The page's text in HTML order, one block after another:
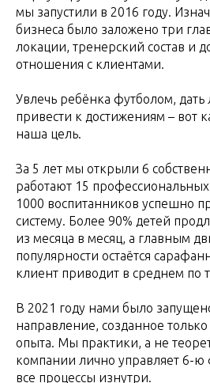
мы запустили в 2016 году.
бизнеса было заложено три
локации, тренерский состав и
отношения с клиентами.
Увлечь ребёнка футболом,
привести к достижениям – вот
наша цель.
За 5 лет мы открыли 6
работают 15
1000 воспитанников успешно
систему. Более 90% детей
из месяца в месяц, а главным
популярности остаётся
клиент приводит в среднем по
В 2021 году нами было
направление, созданное
опыта. Мы практики, а не
компании лично управляет 6-
все процессы изнутри.